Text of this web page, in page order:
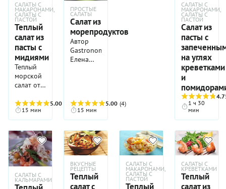
САЛАТЫ С
МАКАРОНАМИ,
САЛАТЫ С
ПАСТОЙ
Теплый
салат из
пасты с
мидиями
Теплый
морской
салат от
Борисовой
имеет все
шансы
войти в
шорт-
лист
ваших
рецептов
блюд на
ужин.
5.00
(4)
15 мин
ПРОСТЫЕ
САЛАТЫ
Cалат из
морепродуктов
Автор
Gastronom.ru
Елена
салат для
любителей
похрустеть:
легкое,
витаминное
блюдо с
и
морепродуктами.
5.00 (4)
15 мин
САЛАТЫ С
МАКАРОНАМИ,
САЛАТЫ С
ПАСТОЙ
Салат из
пасты с
на углях
креветками
и
1 ч 30
мин
САЛАТЫ С
КАЛЬМАРАМИ
ВКУСНЫЕ
РЕЦЕПТЫ
Теплый
салат с
САЛАТЫ С
МАКАРОНАМИ,
САЛАТЫ С
ПАСТОЙ
Теплый
САЛАТЫ С
КРЕВЕТКАМИ
Теплый
салат из